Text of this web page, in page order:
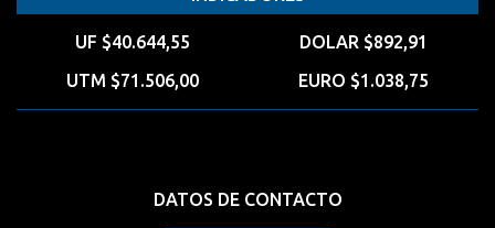
UF $40.644,55
DOLAR $892,91
UTM $71.506,00
EURO $1.038,75
DATOS DE CONTACTO